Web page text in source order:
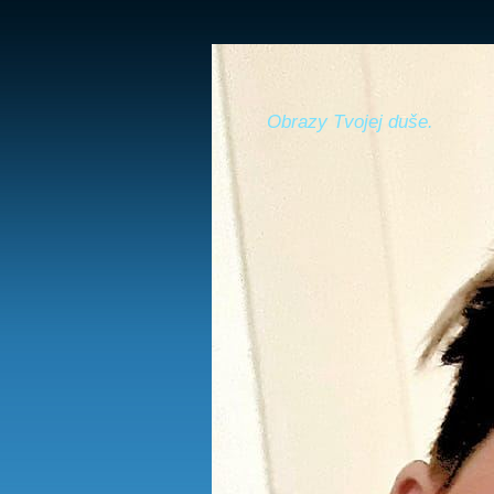
Obrazy Tvojej duše.